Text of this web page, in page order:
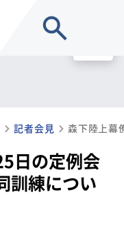
記者会見
日の定例会
訓練につい